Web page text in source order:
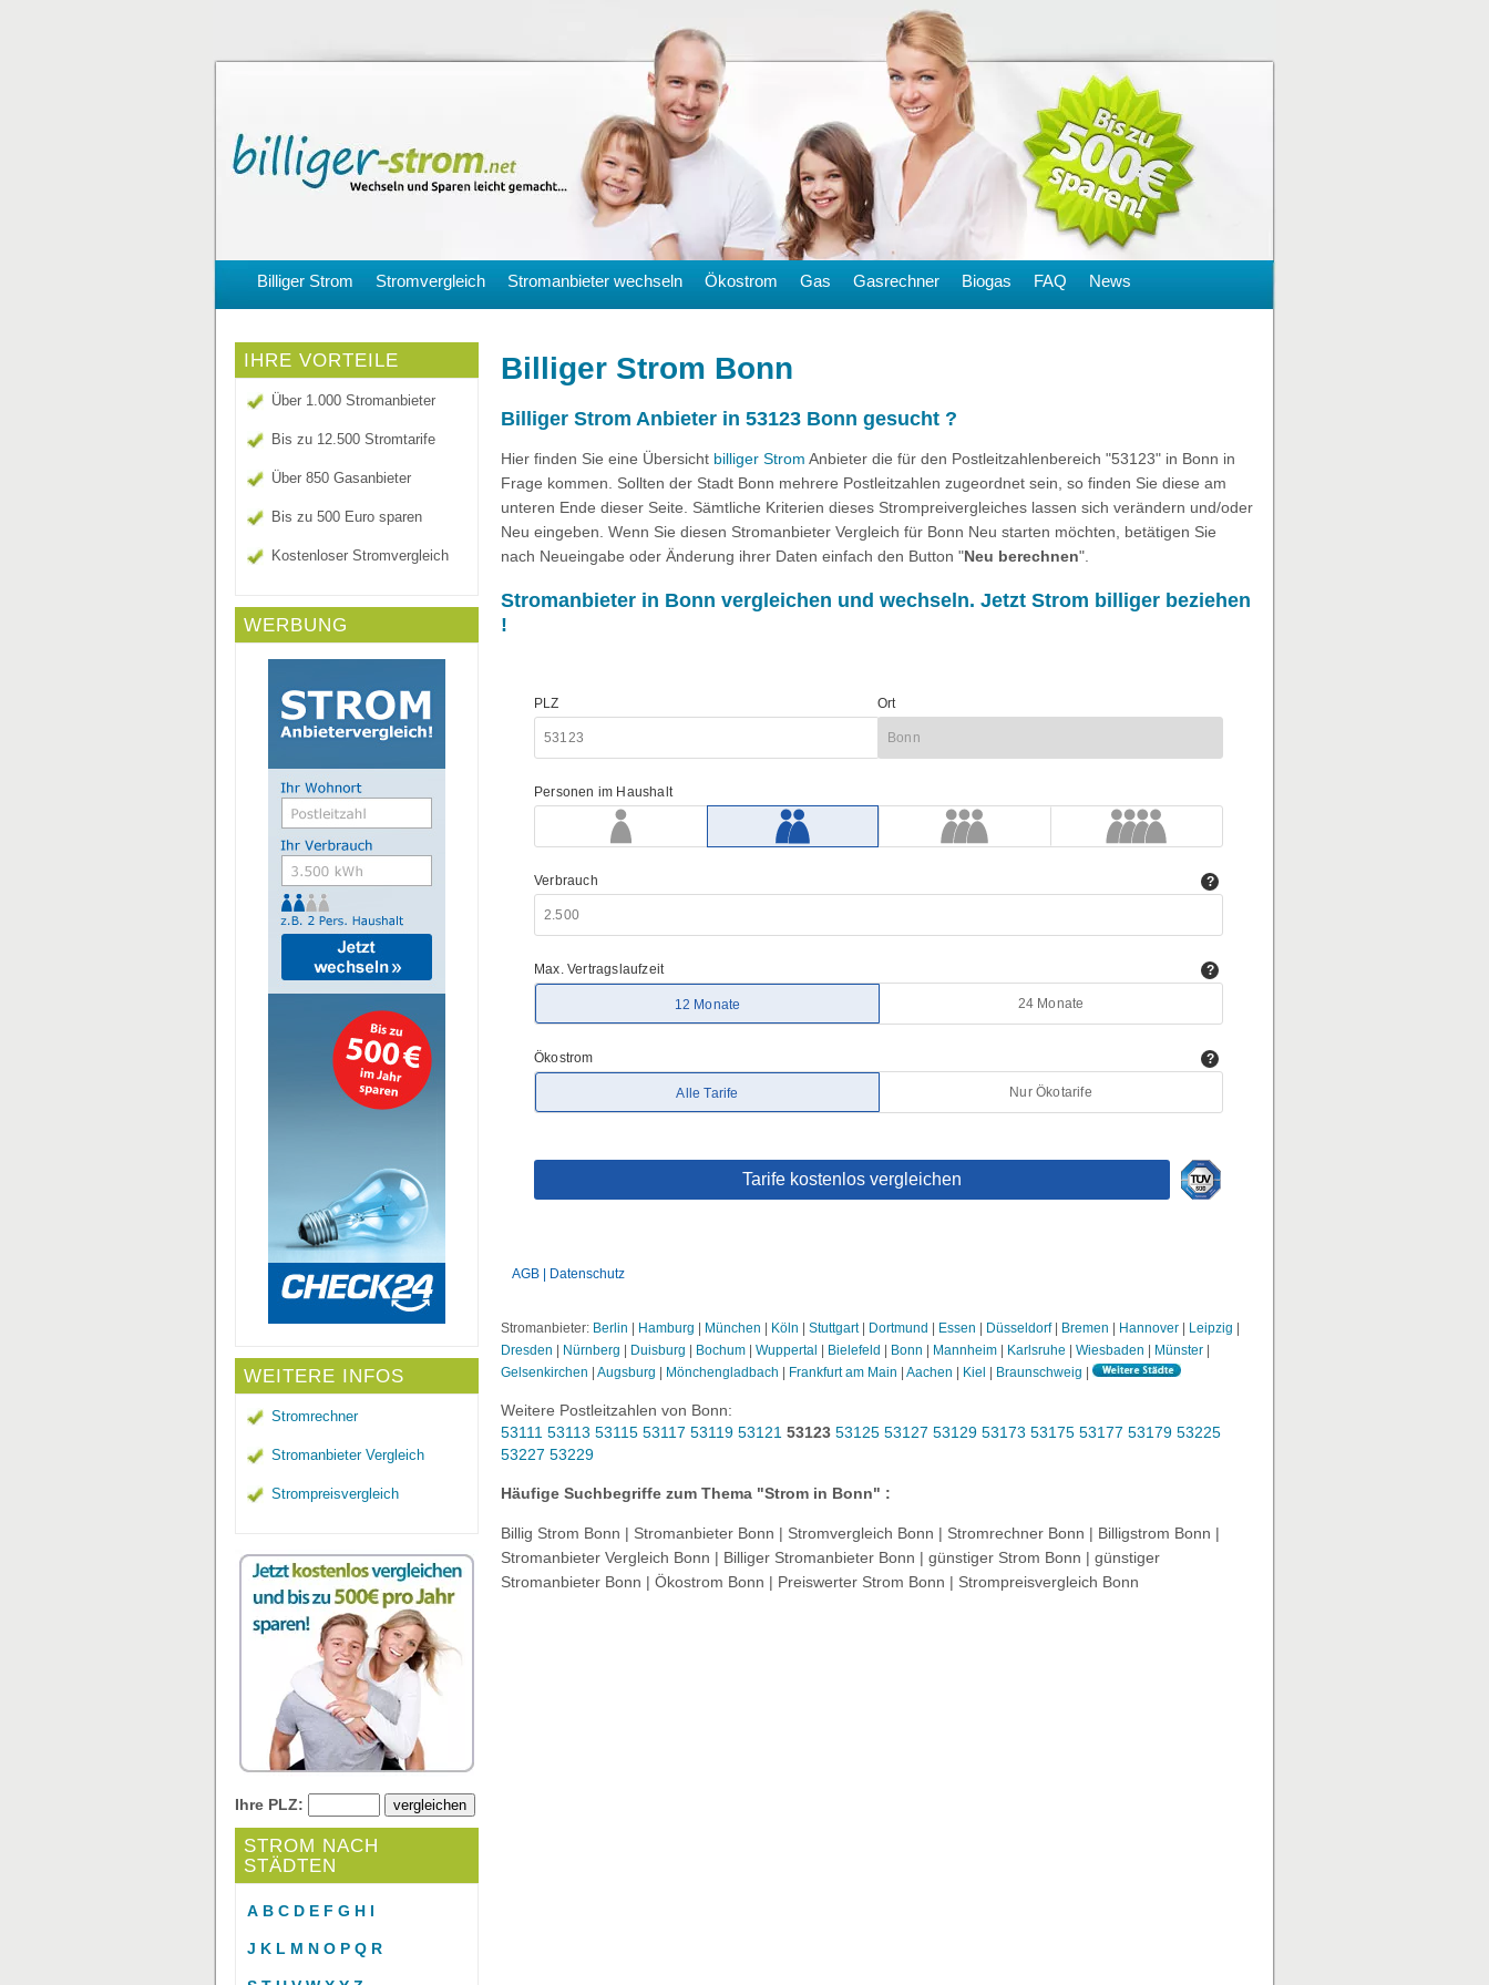
Billiger Strom Stromvergleich Stromanbieter wechseln Ökostrom Gas Gasrechner Biogas FAQ News
IHRE VORTEILE
Über 1.000 Stromanbieter
Bis zu 12.500 Stromtarife
Über 850 Gasanbieter
Bis zu 500 Euro sparen
Kostenloser Stromvergleich
WERBUNG
WEITERE INFOS
Stromrechner
Stromanbieter Vergleich
Strompreisvergleich
Ihre PLZ:
STROM NACH
STÄDTEN
A B C D E F G H I
J K L M N O P Q R
Billiger Strom Bonn
Billiger Strom Anbieter in 53123 Bonn gesucht ?
Hier finden Sie eine Übersicht billiger Strom Anbieter die für den Postleitzahlenbereich "53123" in Bonn in
Frage kommen. Sollten der Stadt Bonn mehrere Postleitzahlen zugeordnet sein, so finden Sie diese am
unteren Ende dieser Seite. Sämtliche Kriterien dieses Strompreivergleiches lassen sich verändern und/oder
Neu eingeben. Wenn Sie diesen Stromanbieter Vergleich für Bonn Neu starten möchten, betätigen Sie
nach Neueingabe oder Änderung ihrer Daten einfach den Button "Neu berechnen".
Stromanbieter in Bonn vergleichen und wechseln. Jetzt Strom billiger beziehen
!
Stromanbieter: Berlin Hamburg München Köln Stuttgart| Dortmund Essen Düsseldorf| Bremen Hannover Leipzig
Dresden
Nürnberg Duisburg Bochum Wuppertal Bielefeld Bonn Mannheim Karlsruhe Wiesbaden Münster
Gelsenkirchen
Augsburg Mönchengladbach Frankfurt am Main Aachen Kiel Braunschweig
Weitere Postleitzahlen von Bonn:
53111 53113 53115 53117 53119 53121 53123 53125 53127 53129 53173 53175 53177 53179 53225
53227 53229
Häufige Suchbegriffe zum Thema "Strom in Bonn" :
Billig Strom Bonn | Stromanbieter Bonn | Stromvergleich Bonn | Stromrechner Bonn | Billigstrom Bonn |
Stromanbieter Vergleich Bonn | Billiger Stromanbieter Bonn | günstiger Strom Bonn | günstiger
Stromanbieter Bonn | Ökostrom Bonn | Preiswerter Strom Bonn | Strompreisvergleich Bonn